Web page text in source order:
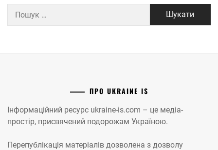
ПРО UKRAINE IS
Інформаційний ресурс ukraine-is.com – це медіа-
простір, присвячений подорожам Україною.
Перепублікація матеріалів дозволена з дозволу